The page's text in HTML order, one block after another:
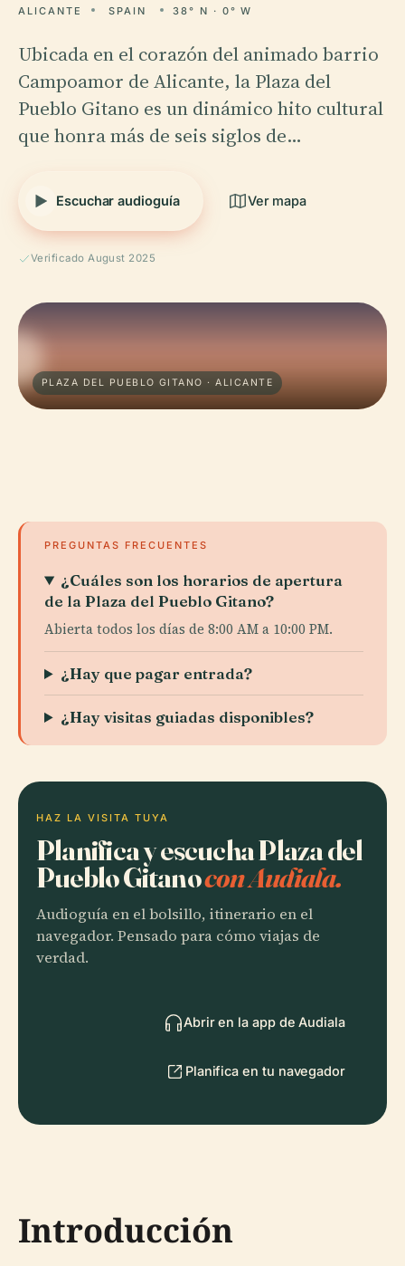
ALICANTE SPAIN 38° N · 0° W
Ubicada en el corazón del animado barrio
Campoamor de Alicante, la Plaza del
Pueblo Gitano es un dinámico hito cultural
que honra más de seis siglos de…
Escuchar audioguía Ver mapa
Verificado August 2025
PLAZA DEL PUEBLO GITANO · ALICANTE
PREGUNTAS FRECUENTES
¿Cuáles son los horarios de apertura
de la Plaza del Pueblo Gitano?
Abierta todos los días de 8:00 AM a 10:00 PM.
¿Hay que pagar entrada?
¿Hay visitas guiadas disponibles?
HAZ LA VISITA TUYA
Planifica y escucha Plaza del
Pueblo Gitanocon Audiala.
Audioguía en el bolsillo, itinerario en el
navegador. Pensado para cómo viajas de
verdad.
Abrir en la app de Audiala
Planifica en tu navegador
Introducción